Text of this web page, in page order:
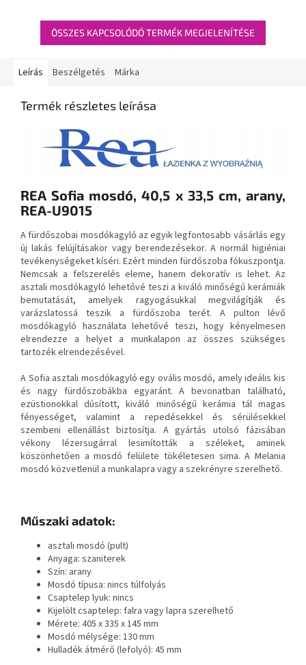
ÖSSZES KAPCSOLÓDÓ TERMÉK MEGJELENÍTÉSE
Leírás Beszélgetés Márka
Termék részletes leírása
REA Sofia mosdó, 40,5 x 33,5 cm, arany,
REA-U9015
A fürdőszobai mosdókagyló az egyik legfontosabb vásárlás egy
új lakás felújításakor vagy berendezésekor. A normál higiéniai
tevékenységeket kíséri. Ezért minden fürdőszoba fókuszpontja.
Nemcsak a felszerelés eleme, hanem dekoratív is lehet. Az
asztali mosdókagyló lehetővé teszi a kiváló minőségű kerámiák
bemutatását, amelyek ragyogásukkal megvilágítják és
varázslatossá teszik a fürdőszoba terét. A pulton lévő
mosdókagyló használata lehetővé teszi, hogy kényelmesen
elrendezze a helyet a munkalapon az összes szükséges
tartozék elrendezésével.
A Sofia asztali mosdókagyló egy ovális mosdó, amely ideális kis
és nagy fürdőszobákba egyaránt. A bevonatban található,
ezüstionokkal dúsított, kiváló minőségű kerámia tál magas
fényességet, valamint a repedésekkel és sérülésekkel
szembeni ellenállást biztosítja. A gyártás utolsó fázisában
vékony lézersugárral lesimították a széleket, aminek
köszönhetően a mosdó felülete tökéletesen sima. A Melania
mosdó közvetlenül a munkalapra vagy a szekrényre szerelhető.
Műszaki adatok:
asztali mosdó (pult)
Anyaga: szaniterek
Szín: arany
Mosdó típusa: nincs túlfolyás
Csaptelep lyuk: nincs
Kijelölt csaptelep: falra vagy lapra szerelhető
Mérete: 405 x 335 x 145 mm
Mosdó mélysége: 130 mm
Hulladék átmérő (lefolyó): 45 mm